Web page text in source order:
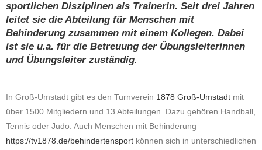
sportlichen Disziplinen als Trainerin. Seit drei Jahren
leitet sie die Abteilung für Menschen mit
Behinderung zusammen mit einem Kollegen. Dabei
ist sie u.a. für die Betreuung der Übungsleiterinnen
und Übungsleiter zuständig.
In Groß-Umstadt gibt es den Turnverein 1878 Groß-Umstadt mit
über 1500 Mitgliedern und 13 Abteilungen. Dazu gehören Handball,
Tennis oder Judo. Auch Menschen mit Behinderung
https://tv1878.de/behindertensport können sich in unterschiedlichen